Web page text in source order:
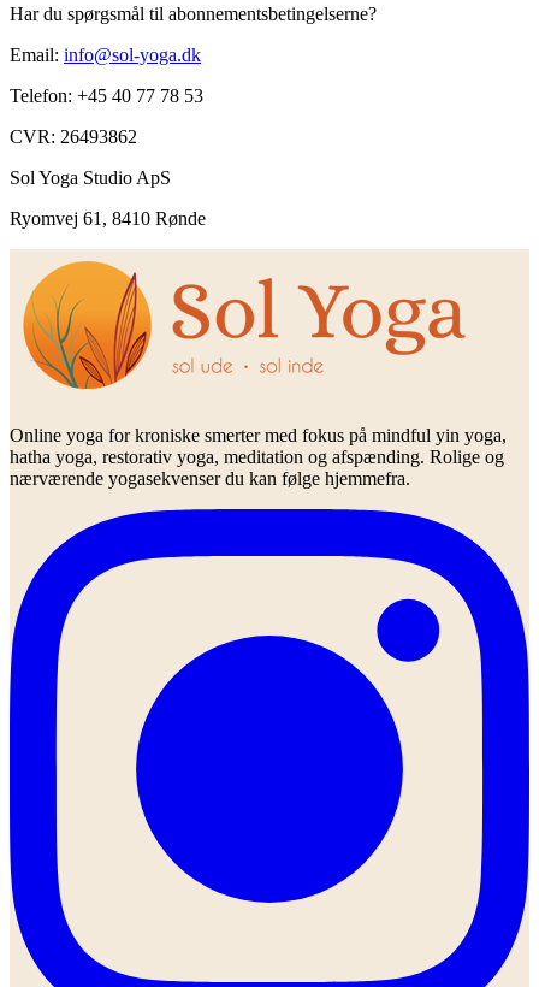
Har du spørgsmål til abonnementsbetingelserne?
Email: info@sol-yoga.dk
Telefon: +45 40 77 78 53
CVR: 26493862
Sol Yoga Studio ApS
Ryomvej 61, 8410 Rønde
Online yoga for kroniske smerter med fokus på mindful yin yoga,
hatha yoga, restorativ yoga, meditation og afspænding. Rolige og
nærværende yogasekvenser du kan følge hjemmefra.